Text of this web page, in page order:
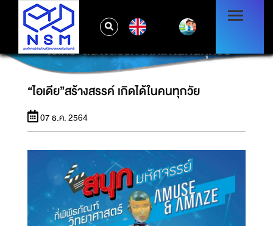
“ไอเดีย”สร้างสรรค์ เกิดได้ในคนทุกวัย
“ไอเดีย”สร้างสรรค์ เกิดได้ในคนทุกวัย
07 ธ.ค. 2564